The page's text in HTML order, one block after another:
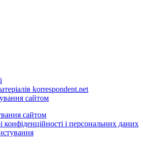
korrespondent.net
сайтом
сайтом
конфіденційності і персональних даних